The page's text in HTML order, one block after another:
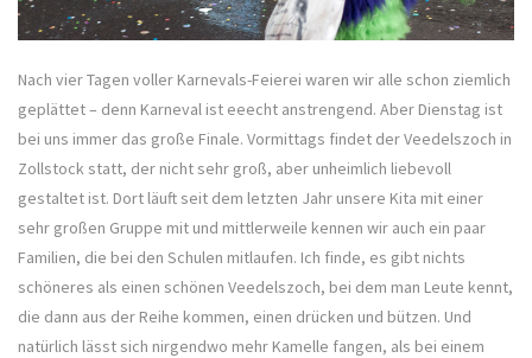
Nach vier Tagen voller Karnevals-Feierei waren wir alle schon ziemlich
geplättet – denn Karneval ist eeecht anstrengend. Aber Dienstag ist
bei uns immer das große Finale. Vormittags findet der Veedelszoch in
Zollstock statt, der nicht sehr groß, aber unheimlich liebevoll
gestaltet ist. Dort läuft seit dem letzten Jahr unsere Kita mit einer
sehr großen Gruppe mit und mittlerweile kennen wir auch ein paar
Familien, die bei den Schulen mitlaufen. Ich finde, es gibt nichts
schöneres als einen schönen Veedelszoch, bei dem man Leute kennt,
die dann aus der Reihe kommen, einen drücken und bützen. Und
natürlich lässt sich nirgendwo mehr Kamelle fangen, als bei einem